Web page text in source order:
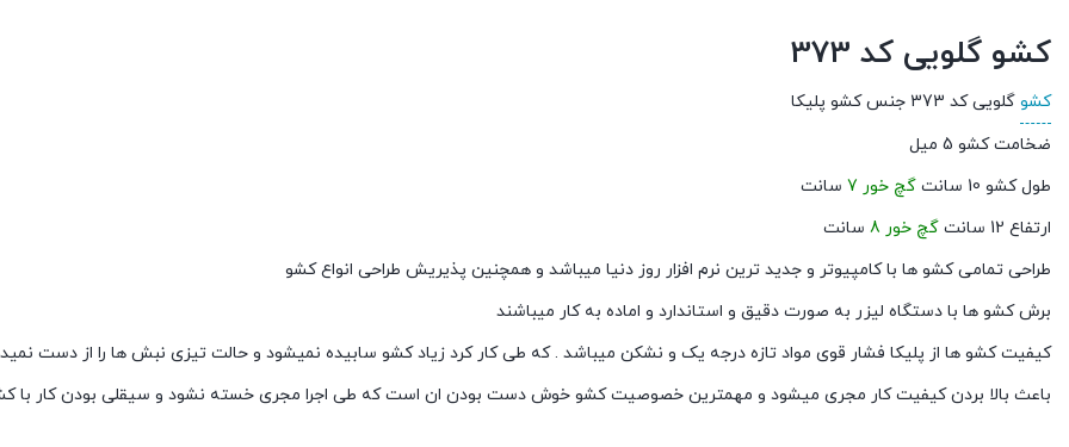
کشو گلویی کد 373
کشو گلویی کد 373 جنس کشو پلیکا
ضخامت کشو 5 میل
طول کشو 10 سانت
گچ خور 7
سانت
ارتفاع 12 سانت
گچ خور 8
سانت
طراحی تمامی کشو ها با کامپیوتر و جدید ترین نرم افزار روز دنیا میباشد و همچنین پذیریش طراحی انواع کشو
برش کشو ها با دستگاه لیزر به صورت دقیق و استاندارد و اماده به کار میباشند
کیفیت کشو ها از پلیکا فشار قوی مواد تازه درجه یک و نشکن میباشد . که طی کار کرد زیاد کشو سابیده نمیشود و حالت تیزی نبش ها را از دست
باعث بالا بردن کیفیت کار مجری میشود و مهمترین خصوصیت کشو خوش دست بودن ان است که طی اجرا مجری خسته نشود و سیقلی بودن کار با